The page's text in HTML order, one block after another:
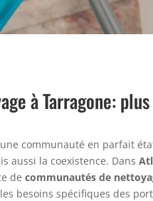
à Tarragone:
communauté en parfait
aussi la coexistence. Dans
decommunautés de
besoins spécifiques des